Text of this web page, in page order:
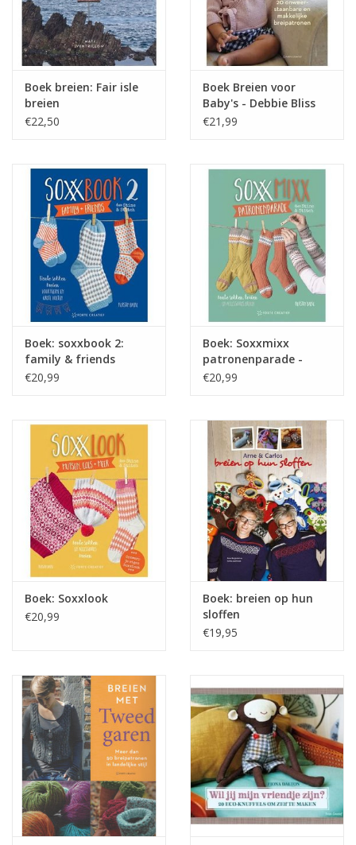
Boek breien: Fair isle
breien
€22,50
Boek Breien voor
Baby's - Debbie Bliss
€21,99
Boek: soxxbook 2:
family & friends
€20,99
Boek: Soxxmixx
patronenparade -
Stine & stitch
€20,99
Boek: Soxxlook
€20,99
Boek: breien op hun
sloffen
€19,95